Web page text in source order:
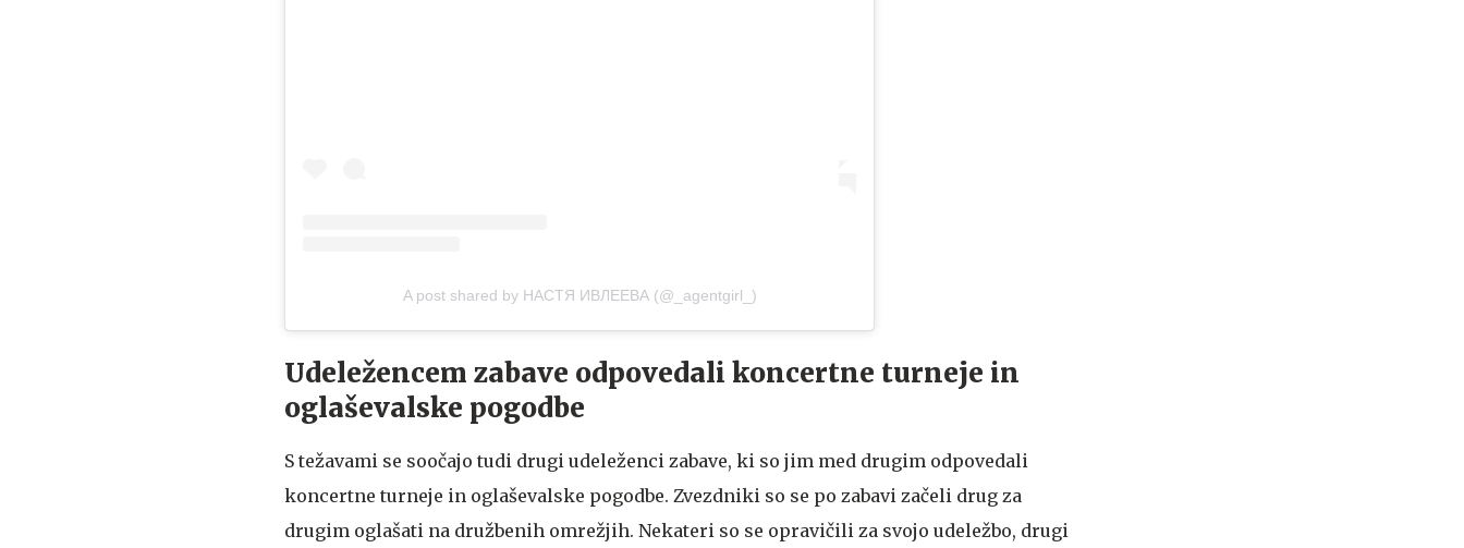
A post shared by НАСТЯ ИВЛЕЕВА (@_agentgirl_)
Udeležencem zabave odpovedali koncertne turneje in
oglaševalske pogodbe
S težavami se soočajo tudi drugi udeleženci zabave, ki so jim med drugim odpovedali
koncertne turneje in oglaševalske pogodbe. Zvezdniki so se po zabavi začeli drug za
drugim oglašati na družbenih omrežjih. Nekateri so se opravičili za svojo udeležbo, drugi